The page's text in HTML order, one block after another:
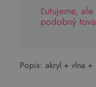
Ľutujeme,
podobný
Popis: akryl + vlna +